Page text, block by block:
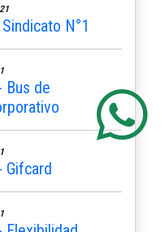
N°1
Bus de
Gifcard